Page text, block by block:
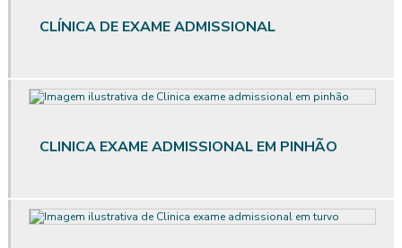
Avaliação ergonômica preliminar das situações de trabalho
Avaliação qualitativa de vibração
CLÍNICA DE EXAME ADMISSIONAL
CLINICA EXAME ADMISSIONAL EM PINHÃO